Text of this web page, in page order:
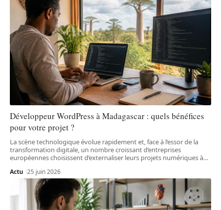
Développeur WordPress à Madagascar : quels bénéfices
pour votre projet ?
La scène technologique évolue rapidement et, face à l’essor de la
transformation digitale, un nombre croissant d’entreprises
européennes choisissent d’externaliser leurs projets numériques à…
Actu 25 juin 2026